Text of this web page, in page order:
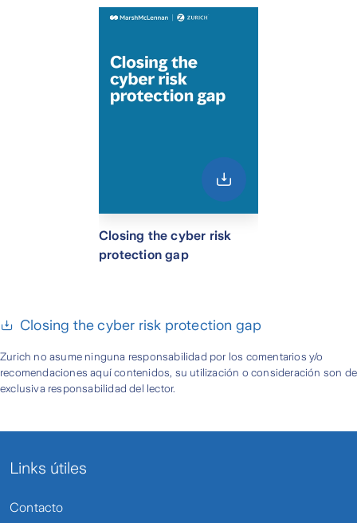
Closing the cyber risk
protection gap
Closing the cyber risk protection gap
Zurich no asume ninguna responsabilidad por los comentarios y/o
recomendaciones aquí contenidos, su utilización o consideración son de
exclusiva responsabilidad del lector.
Links útiles
Contacto